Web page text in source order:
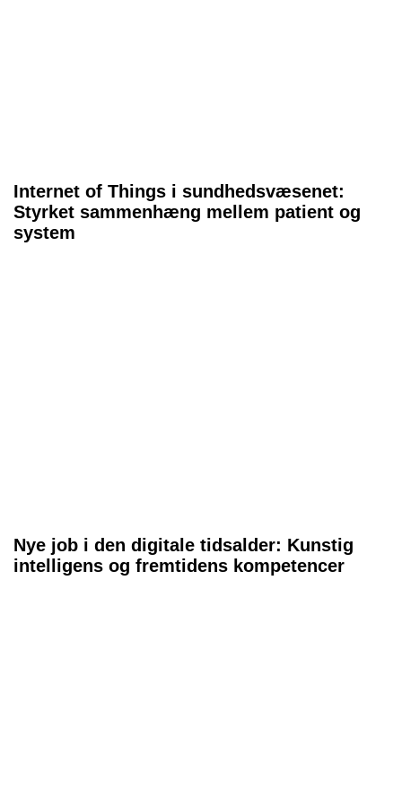
Internet of Things i sundhedsvæsenet:
Styrket sammenhæng mellem patient og
system
Nye job i den digitale tidsalder: Kunstig
intelligens og fremtidens kompetencer